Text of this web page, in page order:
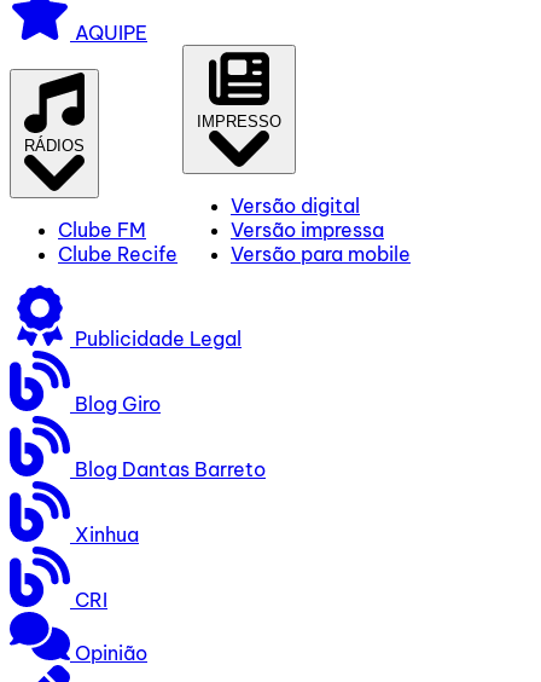
AQUIPE
RÁDIOS
Clube FM
Clube Recife
IMPRESSO
Versão digital
Versão impressa
Versão para mobile
Publicidade Legal
Blog Giro
Blog Dantas Barreto
Xinhua
CRI
Opinião